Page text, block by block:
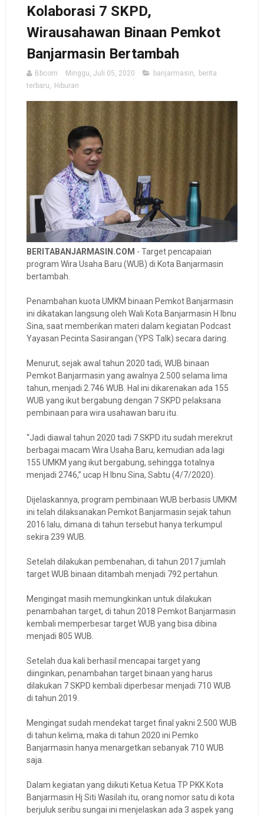
Kolaborasi 7 SKPD,
Wirausahawan Binaan Pemkot
Banjarmasin Bertambah
Bbcom Minggu, Juli 05, 2020 banjarmasin, berita
terbaru, Hiburan
BERITABANJARMASIN.COM - Target pencapaian
program Wira Usaha Baru (WUB) di Kota Banjarmasin
bertambah.
Penambahan kuota UMKM binaan Pemkot Banjarmasin
ini dikatakan langsung oleh Wali Kota Banjarmasin H Ibnu
Sina, saat memberikan materi dalam kegiatan Podcast
Yayasan Pecinta Sasirangan (YPS Talk) secara daring.
Menurut, sejak awal tahun 2020 tadi, WUB binaan
Pemkot Banjarmasin yang awalnya 2.500 selama lima
tahun, menjadi 2.746 WUB. Hal ini dikarenakan ada 155
WUB yang ikut bergabung dengan 7 SKPD pelaksana
pembinaan para wira usahawan baru itu.
“Jadi diawal tahun 2020 tadi 7 SKPD itu sudah merekrut
berbagai macam Wira Usaha Baru, kemudian ada lagi
155 UMKM yang ikut bergabung, sehingga totalnya
menjadi 2746,” ucap H Ibnu Sina, Sabtu (4/7/2020).
Dijelaskannya, program pembinaan WUB berbasis UMKM
ini telah dilaksanakan Pemkot Banjarmasin sejak tahun
2016 lalu, dimana di tahun tersebut hanya terkumpul
sekira 239 WUB.
Setelah dilakukan pembenahan, di tahun 2017 jumlah
target WUB binaan ditambah menjadi 792 pertahun.
Mengingat masih memungkinkan untuk dilakukan
penambahan target, di tahun 2018 Pemkot Banjarmasin
kembali memperbesar target WUB yang bisa dibina
menjadi 805 WUB.
Setelah dua kali berhasil mencapai target yang
diinginkan, penambahan target binaan yang harus
dilakukan 7 SKPD kembali diperbesar menjadi 710 WUB
di tahun 2019.
Mengingat sudah mendekat target final yakni 2.500 WUB
di tahun kelima, maka di tahun 2020 ini Pemko
Banjarmasin hanya menargetkan sebanyak 710 WUB
saja.
Dalam kegiatan yang diikuti Ketua Ketua TP PKK Kota
Banjarmasin Hj Siti Wasilah itu, orang nomor satu di kota
berjuluk seribu sungai ini menjelaskan ada 3 aspek yang